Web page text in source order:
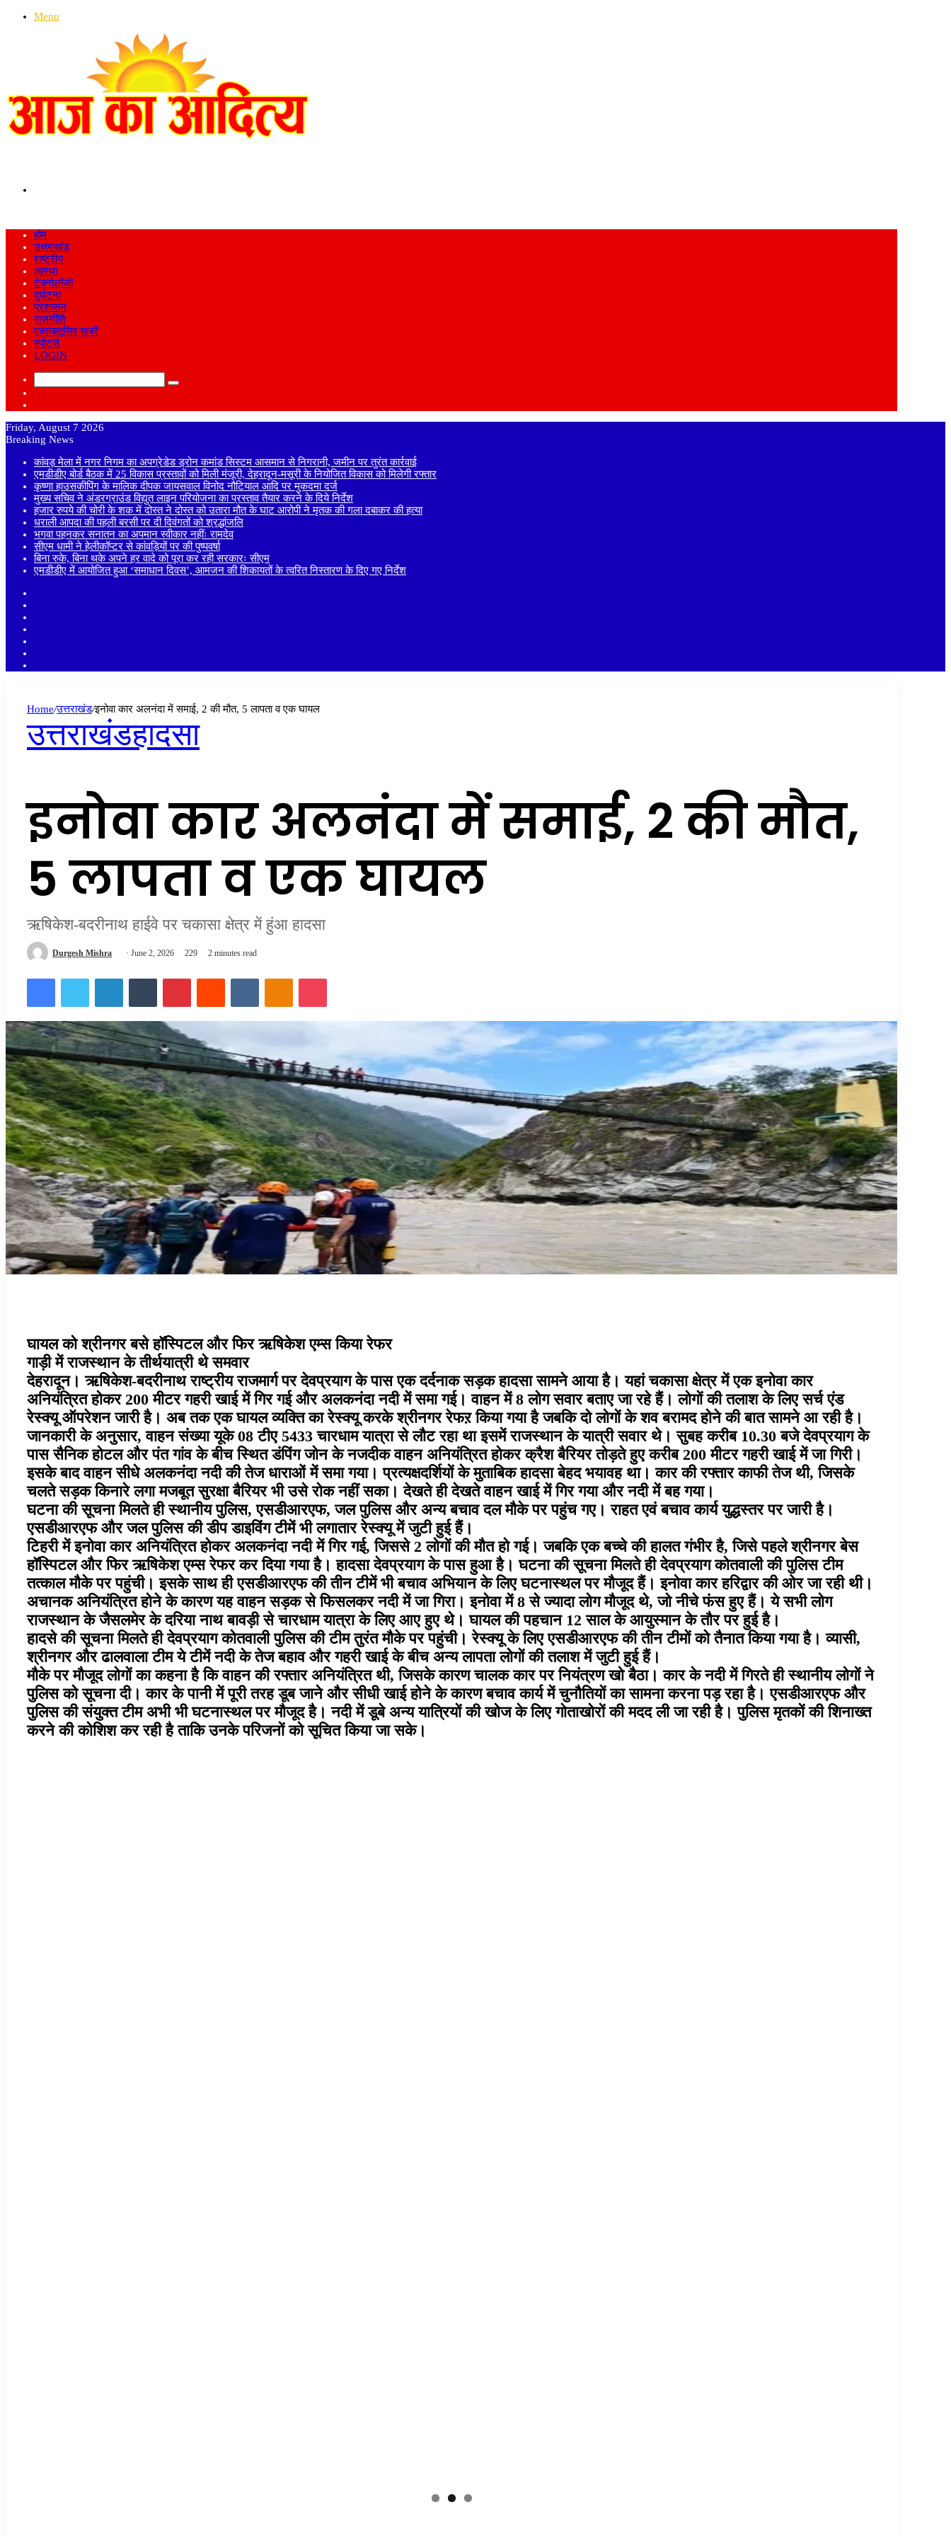
Menu
होम
उत्तराखंड
राष्ट्रीय
आस्था
टेक्नोलॉजी
दुर्घटना
प्रशासन
राजनीति
एक्सक्लूसिव खबरें
स्पोर्ट्स
LOGIN
Search
Friday, August 7 2026
Breaking News
कांवड़ मेला में नगर निगम का अपग्रेडेड ड्रोन कमांड सिस्टम आसमान से निगरानी, जमीन पर तुरंत कार्रवाई
एमडीडीए बोर्ड बैठक में 25 विकास प्रस्तावों को मिली मंजूरी, देहरादून-मसूरी के नियोजित विकास को मिलेगी रफ्तार
कृष्णा हाउसकीपिंग के मालिक दीपक जायसवाल विनोद नौटियाल आदि पर मुकदमा दर्ज
मुख्य सचिव ने अंडरग्राउंड विद्युत लाइन परियोजना का प्रस्ताव तैयार करने के दिये निर्देश
हजार रुपये की चोरी के शक में दोस्त ने दोस्त को उतारा मौत के घाट आरोपी ने मृतक की गला दबाकर की हत्या
धराली आपदा की पहली बरसी पर दी दिवंगतों को श्रद्धांजलि
भगवा पहनकर सनातन का अपमान स्वीकार नहींः रामदेव
सीएम धामी ने हेलीकॉप्टर से कांवड़ियों पर की पुष्पवर्षा
बिना रुके, बिना थके अपने हर वादे को पूरा कर रही सरकारः सीएम
एमडीडीए में आयोजित हुआ ‘समाधान दिवस’, आमजन की शिकायतों के त्वरित निस्तारण के दिए गए निर्देश
Home/उत्तराखंड/इनोवा कार अलनंदा में समाई, 2 की मौत, 5 लापता व एक घायल
उत्तराखंडहादसा
इनोवा कार अलनंदा में समाई, 2 की मौत,
5 लापता व एक घायल
ऋषिकेश-बदरीनाथ हाईवे पर चकासा क्षेत्र में हुंआ हादसा
Durgesh Mishra
Send June 2, 2026 229 2 minutes read
FacebookTwitter LinkedInTumblrPinterestReddit VKontakteOdnoklassniki
Pocket
घायल को श्रीनगर बसे हॉस्पिटल और फिर ऋषिकेश एम्स किया रेफर
गाड़ी में राजस्थान के तीर्थयात्री थे समवार
देहरादून। ऋषिकेश-बदरीनाथ राष्ट्रीय राजमार्ग पर देवप्रयाग के पास एक दर्दनाक सड़क हादसा सामने आया है। यहां चकासा क्षेत्र में एक इनोवा कार
अनियंत्रित होकर 200 मीटर गहरी खाई में गिर गई और अलकनंदा नदी में समा गई। वाहन में 8 लोग सवार बताए जा रहे हैं। लोगों की तलाश के लिए सर्च एंड
रेस्क्यू ऑपरेशन जारी है। अब तक एक घायल व्यक्ति का रेस्क्यू करके श्रीनगर रेफऱ किया गया है जबकि दो लोगों के शव बरामद होने की बात सामने आ रही है।
जानकारी के अनुसार, वाहन संख्या यूके 08 टीए 5433 चारधाम यात्रा से लौट रहा था इसमें राजस्थान के यात्री सवार थे। सुबह करीब 10.30 बजे देवप्रयाग के
पास सैनिक होटल और पंत गांव के बीच स्थित डंपिंग जोन के नजदीक वाहन अनियंत्रित होकर क्रैश बैरियर तोड़ते हुए करीब 200 मीटर गहरी खाई में जा गिरी।
इसके बाद वाहन सीधे अलकनंदा नदी की तेज धाराओं में समा गया। प्रत्यक्षदर्शियों के मुताबिक हादसा बेहद भयावह था। कार की रफ्तार काफी तेज थी, जिसके
चलते सड़क किनारे लगा मजबूत सुरक्षा बैरियर भी उसे रोक नहीं सका। देखते ही देखते वाहन खाई में गिर गया और नदी में बह गया।
घटना की सूचना मिलते ही स्थानीय पुलिस, एसडीआरएफ, जल पुलिस और अन्य बचाव दल मौके पर पहुंच गए। राहत एवं बचाव कार्य युद्धस्तर पर जारी है।
एसडीआरएफ और जल पुलिस की डीप डाइविंग टीमें भी लगातार रेस्क्यू में जुटी हुई हैं।
टिहरी में इनोवा कार अनियंत्रित होकर अलकनंदा नदी में गिर गई, जिससे 2 लोगों की मौत हो गई। जबकि एक बच्चे की हालत गंभीर है, जिसे पहले श्रीनगर बेस
हॉस्पिटल और फिर ऋषिकेश एम्स रेफर कर दिया गया है। हादसा देवप्रयाग के पास हुआ है। घटना की सूचना मिलते ही देवप्रयाग कोतवाली की पुलिस टीम
तत्काल मौके पर पहुंची। इसके साथ ही एसडीआरएफ की तीन टीमें भी बचाव अभियान के लिए घटनास्थल पर मौजूद हैं। इनोवा कार हरिद्वार की ओर जा रही थी।
अचानक अनियंत्रित होने के कारण यह वाहन सड़क से फिसलकर नदी में जा गिरा। इनोवा में 8 से ज्यादा लोग मौजूद थे, जो नीचे फंस हुए हैं। ये सभी लोग
राजस्थान के जैसलमेर के दरिया नाथ बावड़ी से चारधाम यात्रा के लिए आए हुए थे। घायल की पहचान 12 साल के आयुस्मान के तौर पर हुई है।
हादसे की सूचना मिलते ही देवप्रयाग कोतवाली पुलिस की टीम तुरंत मौके पर पहुंची। रेस्क्यू के लिए एसडीआरएफ की तीन टीमों को तैनात किया गया है। व्यासी,
श्रीनगर और ढालवाला टीम ये टीमें नदी के तेज बहाव और गहरी खाई के बीच अन्य लापता लोगों की तलाश में जुटी हुई हैं।
मौके पर मौजूद लोगों का कहना है कि वाहन की रफ्तार अनियंत्रित थी, जिसके कारण चालक कार पर नियंत्रण खो बैठा। कार के नदी में गिरते ही स्थानीय लोगों ने
पुलिस को सूचना दी। कार के पानी में पूरी तरह डूब जाने और सीधी खाई होने के कारण बचाव कार्य में चुनौतियों का सामना करना पड़ रहा है। एसडीआरएफ और
पुलिस की संयुक्त टीम अभी भी घटनास्थल पर मौजूद है। नदी में डूबे अन्य यात्रियों की खोज के लिए गोताखोरों की मदद ली जा रही है। पुलिस मृतकों की शिनाख्त
करने की कोशिश कर रही है ताकि उनके परिजनों को सूचित किया जा सके।